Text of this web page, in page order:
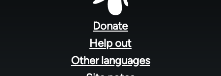
Donate
Help out
Other languages